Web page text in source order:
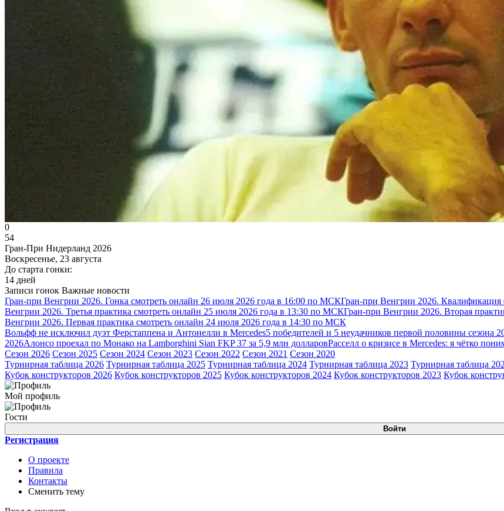
0
54
Гран-При Нидерланд 2026
Воскресенье, 23 августа
До старта гонки:
14 дней
Записи гонок Важные новости
Гран-при Венгрии 2026. Гонка смотреть онлайн 26 июля 2026 года в 16:00 по МСКГран-при Венгрии 2026.
Венгрии 2026. Третья практика смотреть онлайн 25 июля 2026 года в 13:30 по МСКГран-при Венгрии 2026. Вторая
Венгрии 2026. Первая практика смотреть онлайн 24 июля 2026 года в 14:30 по МСК
Вольфф не исключил дуэт Ферстаппена и Антонелли в Mercedes5 победителей и 5 неудачников первой половины сезона
2026Алонсо проехал по Монако на Lamborghini Sian FKP 37 за 5,9 млн долларовРасселл о кризисе в Mercedes: я чётко
Сезон 2026 Сезон 2025 Сезон 2024 Сезон 2023 Сезон 2022 Сезон 2021 Сезон 2020
Турнирная таблица 2026 Турнирная таблица 2025 Турнирная таблица 2024 Турнирная таблица 2023 Турнирная таблица
Кубок конструкторов 2026 Кубок конструкторов 2025 Кубок конструкторов 2024 Кубок конструкторов 2023 Кубок
Мой профиль
Гости
Войти
Регистрация
О проекте
Правила
Контакты
Сменить тему